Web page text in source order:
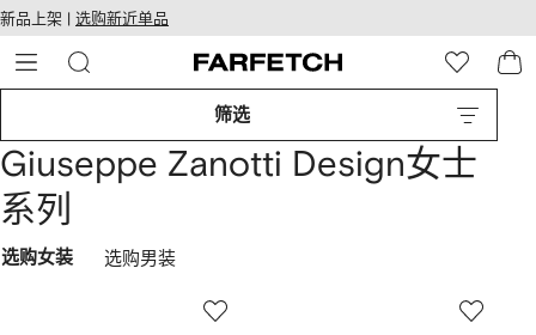
至
内
容
障碍网络
设
新品上架 | 选购新近单品
筛选
Giuseppe Zanotti Design女士
系列
选购女装 选购男装